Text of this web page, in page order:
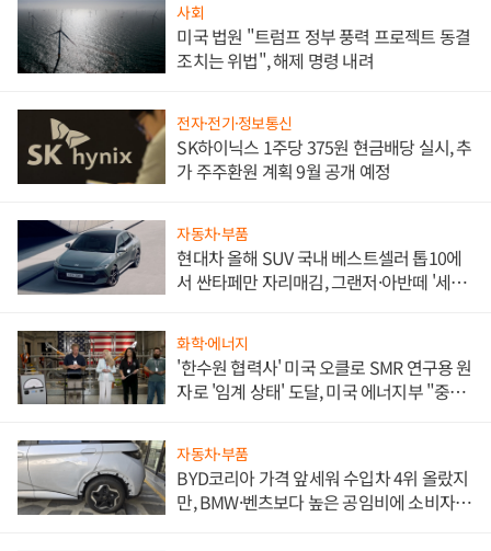
사회
미국 법원 "트럼프 정부 풍력 프로젝트 동결
조치는 위법", 해제 명령 내려
전자·전기·정보통신
SK하이닉스 1주당 375원 현금배당 실시, 추
가 주주환원 계획 9월 공개 예정
자동차·부품
현대차 올해 SUV 국내 베스트셀러 톱10에
서 싼타페만 자리매김, 그랜저·아반떼 '세단
화학·에너지
'한수원 협력사' 미국 오클로 SMR 연구용 원
자로 '임계 상태' 도달, 미국 에너지부 "중요
자동차·부품
BYD코리아 가격 앞세워 수입차 4위 올랐지
만, BMW·벤츠보다 높은 공임비에 소비자